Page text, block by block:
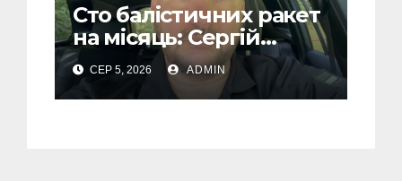
Сто балістичних ракет
на місяць: Сергій
“Флеш” закликав
українців готуватися
до гіршого
СЕР 5, 2026 ADMIN